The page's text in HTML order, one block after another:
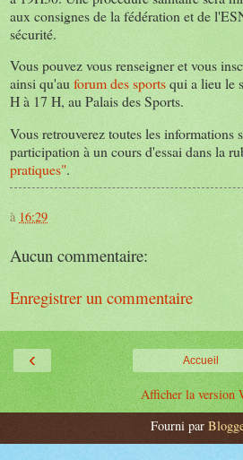
aux consignes de la fédération et de
sécurité.
Vous pouvez vous renseigner et vous
ainsi qu'auforum des sportsqui a lieu le
H à 17 H, au Palais des Sports.
Vous retrouverez toutes les informations
participation à un cours d'essai dans la
pratiques".
à 16:29
Aucun commentaire:
Enregistrer un commentaire
‹ Accueil
Afficher la version
Fourni par